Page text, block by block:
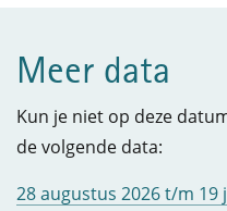
Meer data
Kun je niet op deze
de volgende data:
28 augustus 2026 t/m 19